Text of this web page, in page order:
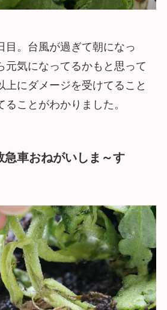
目。台風が過ぎて朝になっ
元気になってるかもと思って
上にダメージを受けてること
ことがわかりました。
急車おねがいしま～す